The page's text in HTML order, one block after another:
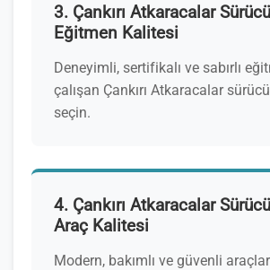
3. Çankırı Atkaracalar
Eğitmen Kalitesi
Deneyimli, sertifikalı ve sabırlı
çalışan Çankırı Atkaracalar
seçin.
4. Çankırı Atkaracalar
Araç Kalitesi
Modern, bakımlı ve güvenli